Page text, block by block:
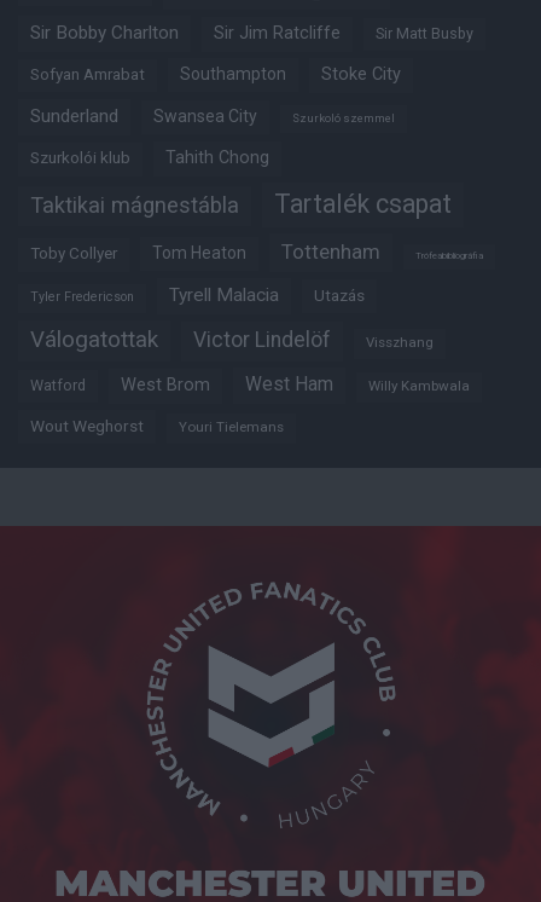
Sir Bobby Charlton Sir Jim Ratcliffe Sir Matt Busby
Sofyan Amrabat Southampton Stoke City
Sunderland Swansea City Szurkoló szemmel
Szurkolói klub Tahith Chong
Taktikai mágnestábla Tartalék csapat
Toby Collyer Tom Heaton Tottenham Trófeabibliográfia
Tyler Fredericson Tyrell Malacia Utazás
Válogatottak Victor Lindelöf Visszhang
Watford West Brom West Ham Willy Kambwala
Wout Weghorst Youri Tielemans